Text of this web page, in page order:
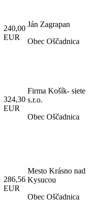
240,00
EUR
Ján Zagrapan
Obec Oščadnica
324,30
EUR
Firma Košík- siete
s.r.o.
Obec Oščadnica
286,56
EUR
Mesto Krásno nad
Kysucou
Obec Oščadnica